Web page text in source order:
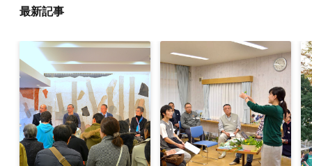
最新記事